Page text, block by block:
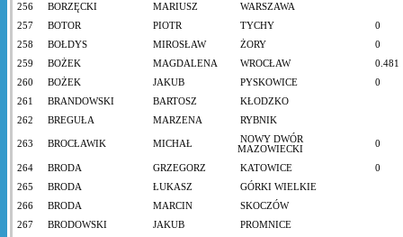
256
BORZĘCKI MARIUSZ
WARSZAWA
257
BOTOR PIOTR TYCHY
0
258
BOŁDYS MIROSŁAW ŻORY
0
259
BOŻEK MAGDALENA WROCŁAW
0.481
260
BOŻEK JAKUB PYSKOWICE
0
261
BRANDOWSKI BARTOSZ
KŁODZKO
262
BREGUŁA MARZENA RYBNIK
263 BROCŁAWIK MICHAŁ
NOWY DWÓR
MAZOWIECKI
0
264 BRODA GRZEGORZ KATOWICE
0
265
BRODA ŁUKASZ
GÓRKI WIELKIE
266
BRODA MARCIN
SKOCZÓW
267
BRODOWSKI JAKUB
PROMNICE